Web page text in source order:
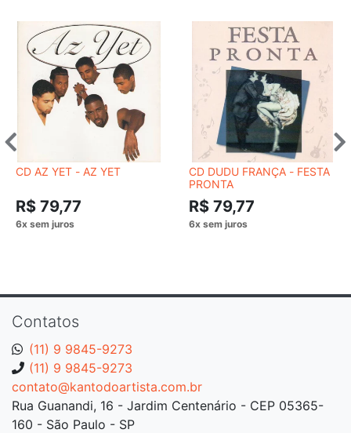
CD AZ YET - AZ YET
R$ 79,77
CD DUDU FRANÇA - FESTA
PRONTA
R$ 79,77
Contatos
(11) 9 9845-9273
(11) 9 9845-9273
contato@kantodoartista.com.br
Rua Guanandi, 16 - Jardim Centenário - CEP 05365-
160 - São Paulo - SP